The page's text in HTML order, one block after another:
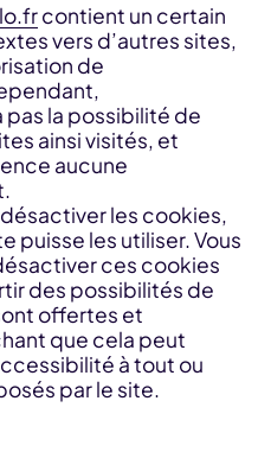
contient un certain
vers d’autres sites,
de
pas la possibilité de
ainsi visités, et
aucune
les cookies,
puisse les utiliser. Vous
ces cookies
des possibilités de
offertes et
que cela peut
à tout ou
par le site.